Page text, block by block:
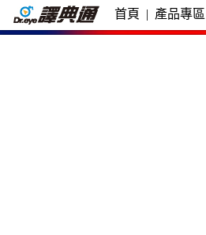
首頁 | 產品專區